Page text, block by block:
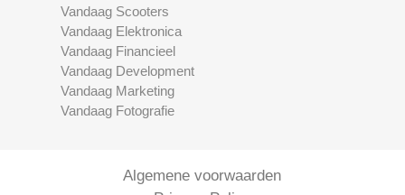
Vandaag Scooters
Vandaag Elektronica
Vandaag Financieel
Vandaag Development
Vandaag Marketing
Vandaag Fotografie
Algemene voorwaarden